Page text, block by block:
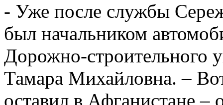
- Уже после службы
был начальником
Дорожно-строительного
Тамара Михайловна. –
оставил в Афганистане –